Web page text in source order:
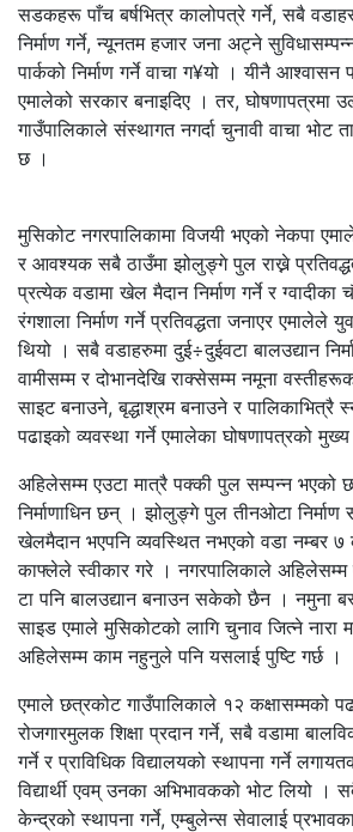
सडकहरू पाँच बर्षभित्र कालोपत्रे गर्ने, सबै
निर्माण गर्ने, न्यूनतम हजार जना अट्ने
पार्कको निर्माण गर्ने वाचा ग¥यो । यीनै आश्वासन
एमालेको सरकार बनाइदिए । तर, घोषणापत्रमा
गाउँपालिकाले संस्थागत नगर्दा चुनावी वाचा भोट
छ ।
मुसिकोट नगरपालिकामा विजयी भएको नेकपा
र आवश्यक सबै ठाउँमा झोलुङ्गे पुल राख्ने
प्रत्येक वडामा खेल मैदान निर्माण गर्ने र ग्वादीका
रंगशाला निर्माण गर्ने प्रतिवद्धता जनाएर एमालेले
थियो । सबै वडाहरुमा दुई÷दुईवटा बालउद्यान
वामीसम्म र दोभानदेखि राक्सेसम्म नमूना
साइट बनाउने, बृद्धाश्रम बनाउने र पालिकाभित्रै
पढाइको व्यवस्था गर्ने एमालेका घोषणापत्रको मुख्य
अहिलेसम्म एउटा मात्रै पक्की पुल सम्पन्न भएको
निर्माणाधिन छन् । झोलुङ्गे पुल तीनओटा
खेलमैदान भएपनि व्यवस्थित नभएको वडा नम्बर ७
काफ्लेले स्वीकार गरे । नगरपालिकाले अहिलेसम्म
टा पनि बालउद्यान बनाउन सकेको छैन । नमुना
साइड एमाले मुसिकोटको लागि चुनाव जित्ने नारा
अहिलेसम्म काम नहुनुले पनि यसलाई पुष्टि गर्छ ।
एमाले छत्रकोट गाउँपालिकाले १२ कक्षासम्मको
रोजगारमुलक शिक्षा प्रदान गर्ने, सबै वडामा
गर्ने र प्राविधिक विद्यालयको स्थापना गर्ने
विद्यार्थी एवम् उनका अभिभावकको भोट लियो ।
केन्द्रको स्थापना गर्ने, एम्बुलेन्स सेवालाई